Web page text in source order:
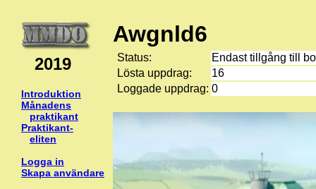
2019
Introduktion
Månadens
praktikant
Praktikant-
eliten
Logga in
Skapa användare
Awgnld6
Status:
Endast tillgång till
Lösta uppdrag:
16
Loggade uppdrag: 0